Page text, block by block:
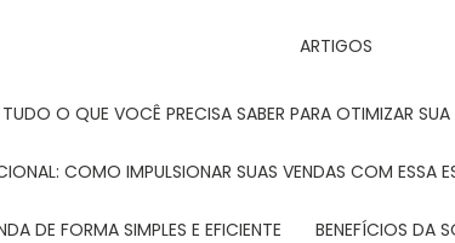
ARTIGOS
O QUE VOCÊ PRECISA SABER PARA OTIMIZAR
COMO IMPULSIONAR SUAS VENDAS COM ESSA
DE FORMA SIMPLES E EFICIENTE BENEFÍCIOS DA